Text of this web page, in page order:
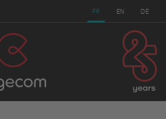
FR EN DE